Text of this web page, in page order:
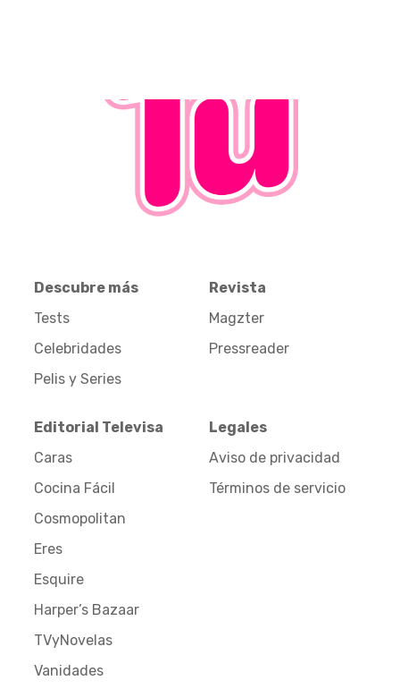
Descubre más
Tests
Celebridades
Pelis y Series
Revista
Magzter
Pressreader
Editorial Televisa
Caras
Cocina Fácil
Cosmopolitan
Eres
Esquire
Harper’s Bazaar
TVyNovelas
Vanidades
Legales
Aviso de privacidad
Términos de servicio